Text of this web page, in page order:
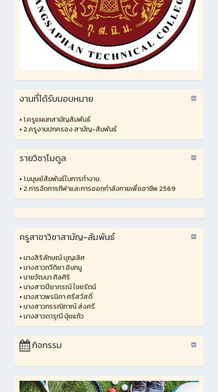
งานที่ได้รับมอบหมาย
•1.ครูแผนกสามัญสัมพันธ์
• 2.ครูงานปกครอง สามัญ-สัมพันธ์
รายวิชาโมดูล
•1.มนุษย์สัมพันธ์ในการทำงาน
• 2.การจัดการกีฬาและการออกกำลังกายเพื่ออาชีพ 2569
ครูสาขาวิชาสามัญ-สัมพันธ์
• นางสิริลักษณ์ บุญเลิศ
• นางสาวทวีติยา อินทนู
• นายวัฒนา ศิลศิริ
• นางสาวปียาภรณ์ ไชยรัตน์
• นางสาวพรนิภา ศรีสวัสดิ์
• นางสาวกรรณิกาณ์ ส่งศรี
• นางสาวดารุณี นุ้ยแก้ว
กิจกรรม